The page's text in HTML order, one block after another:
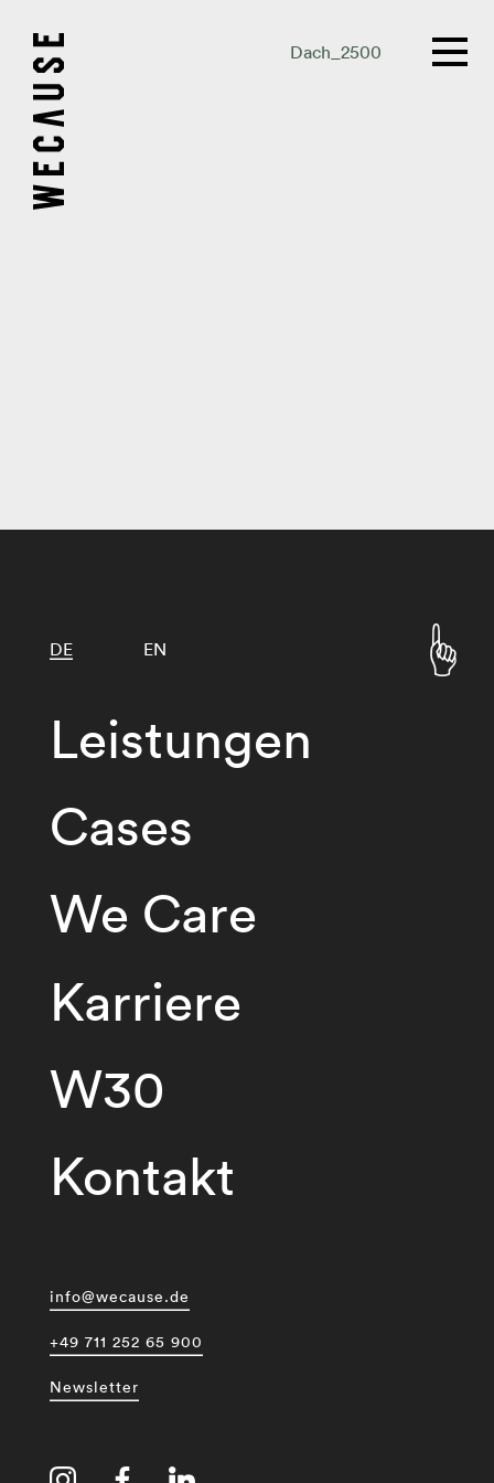
Dach_2500
Leistungen
Cases
We Care
Karriere
W30
Kontakt
DE EN
info@wecause.de
+49 711 252 65 900
Newsletter